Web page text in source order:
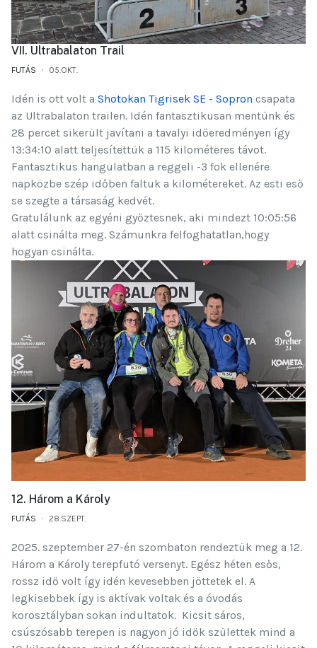
VII. Ultrabalaton Trail
FUTÁS 05.OKT.
Idén is ott volt a Shotokan Tigrisek SE - Sopron csapata
az Ultrabalaton trailen. Idén fantasztikusan mentünk és
28 percet sikerült javítani a tavalyi időeredményen így
13:34:10 alatt teljesítettük a 115 kilométeres távot.
Fantasztikus hangulatban a reggeli -3 fok ellenére
napközbe szép időben faltuk a kilométereket. Az esti eső
se szegte a társaság kedvét.
Gratulálunk az egyéni győztesnek, aki mindezt 10:05:56
alatt csinálta meg. Számunkra felfoghatatlan,hogy
hogyan csinálta.
12. Három a Károly
FUTÁS 28.SZEPT.
2025. szeptember 27-én szombaton rendeztük meg a 12.
Három a Károly terepfutó versenyt. Egész héten esős,
rossz idő volt így idén kevesebben jöttetek el. A
legkisebbek így is aktívak voltak és a óvodás
korosztályban sokan indultatok. Kicsit sáros,
csúszósabb terepen is nagyon jó idők születtek mind a